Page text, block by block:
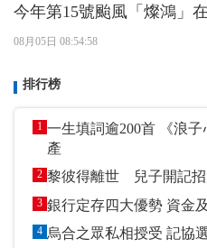
今年第15號颱風「燦鴻」
08月05日 08:54:58
排行榜
1 一生填詞逾200首 《浪子心聲》《Monica》成永恒遺
產
2 黎彼得離世 兒子開記招
3 銀行定存四
4 烏合之眾私